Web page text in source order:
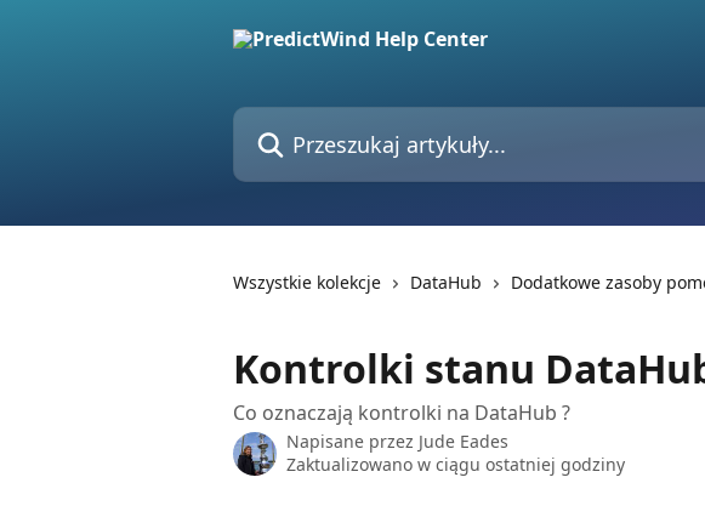
Przeszukaj artykuły...
Wszystkie kolekcje DataHub Dodatkowe zasoby
Kontrolki stanu
Co oznaczają kontrolki na DataHub ?
Napisane przez Jude Eades
Zaktualizowano w ciągu ostatniej godziny